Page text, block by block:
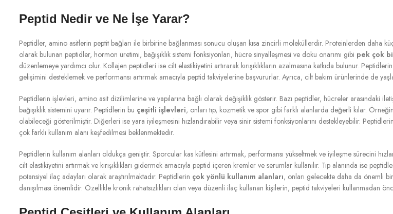
Peptid Nedir ve Ne İşe Yarar?
Peptidler, amino asitlerin peptit bağları ile birbirine bağlanması sonucu oluşan kısa zincirli moleküllerdir. Proteinlerden
olarak bulunan peptidler, hormon üretimi, bağışıklık sistemi fonksiyonları, hücre sinyalleşmesi ve doku onarımı gibi pek çok
düzenlemeye yardımcı olur. Kollajen peptidleri ise cilt elastikiyetini artırarak kırışıklıkların azalmasına katkıda bulunur. Peptidlerin
gelişimini desteklemek ve performansı artırmak amacıyla peptid takviyelerine başvururlar. Ayrıca, cilt bakım ürünlerinde de
Peptidlerin işlevleri, amino asit dizilimlerine ve yapılarına bağlı olarak değişiklik gösterir. Bazı peptidler, hücreler arasındaki
bağışıklık sistemini uyarır. Peptidlerin bu çeşitli işlevleri, onları tıp, kozmetik ve spor gibi farklı alanlarda değerli kılar.
olabileceği gösterilmiştir. Diğerleri ise yara iyileşmesini hızlandırabilir veya sinir sistemi fonksiyonlarını destekleyebilir. Peptidlerin
çok farklı kullanım alanı keşfedilmesi beklenmektedir.
Peptidlerin kullanım alanları oldukça geniştir. Sporcular kas kütlesini artırmak, performansı yükseltmek ve iyileşme sürecini
cilt elastikiyetini artırmak ve kırışıklıkları gidermek amacıyla peptid içeren kremler ve serumlar kullanılır. Tıp alanında ise
potansiyel ilaç adayları olarak araştırılmaktadır. Peptidlerin çok yönlü kullanım alanları, onları gelecekte daha da önemli
danışılması önemlidir. Özellikle kronik rahatsızlıkları olan veya düzenli ilaç kullanan kişilerin, peptid takviyeleri kullanmadan